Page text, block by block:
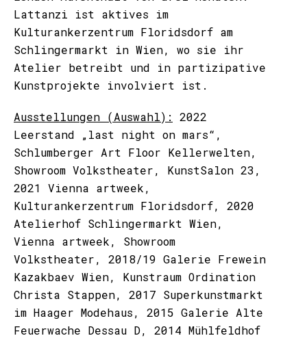
Lattanzi ist aktives im
Kulturankerzentrum Floridsdorf am
Schlingermarkt in Wien, wo sie ihr
Atelier betreibt und in partizipative
Kunstprojekte involviert ist.
Ausstellungen (Auswahl):
2022
Leerstand „last night on mars“,
Schlumberger Art Floor Kellerwelten,
Showroom Volkstheater, KunstSalon 23,
2021 Vienna artweek,
Kulturankerzentrum Floridsdorf, 2020
Atelierhof Schlingermarkt Wien,
Vienna artweek, Showroom
Volkstheater, 2018/19 Galerie Frewein
Kazakbaev Wien, Kunstraum Ordination
Christa Stappen, 2017 Superkunstmarkt
im Haager Modehaus, 2015 Galerie Alte
Feuerwache Dessau D, 2014 Mühlfeldhof